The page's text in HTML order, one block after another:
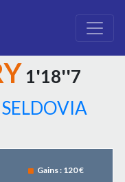
1'18''7
SELDOVIA
Gains : 120 €